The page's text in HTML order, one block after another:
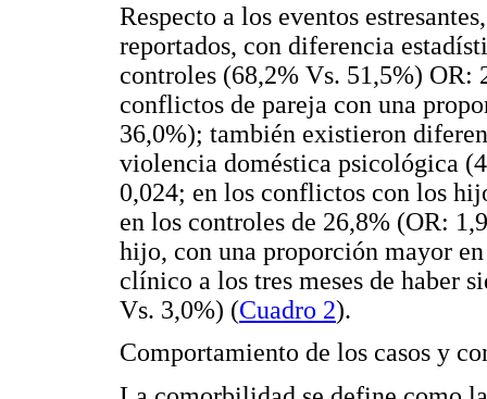
Respecto a los eventos
reportados, con diferencia
controles (68,2% Vs. 51,5%) OR:
conflictos de pareja con una
36,0%); también existieron
violencia doméstica psicológica
0,024; en los conflictos con los
en los controles de 26,8% (OR:
hijo, con una proporción mayor
clínico a los tres meses de haber
Vs. 3,0%) (Cuadro 2).
Comportamiento de los casos y